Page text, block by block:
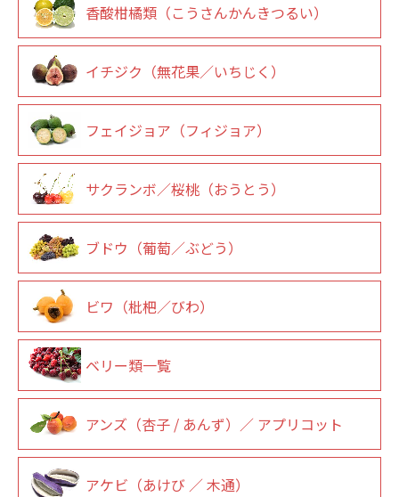
香酸柑橘類（こうさんかんきつるい）
イチジク（無花果／いちじく）
フェイジョア（フィジョア）
サクランボ／桜桃（おうとう）
ブドウ（葡萄／ぶどう）
ビワ（枇杷／びわ）
ベリー類一覧
アンズ（杏子 / あんず）／ アプリコット
アケビ（あけび ／ 木通）